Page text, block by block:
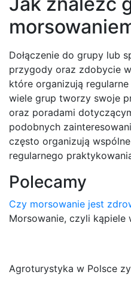
Dołączenie do grupy lub
przygody oraz zdobycie
które organizują
wiele grup tworzy swoje
oraz poradami
podobnych
często organizują
regularnego
Polecamy
Czy morsowanie jest
Morsowanie, czyli
Agroturystyka w Polsce